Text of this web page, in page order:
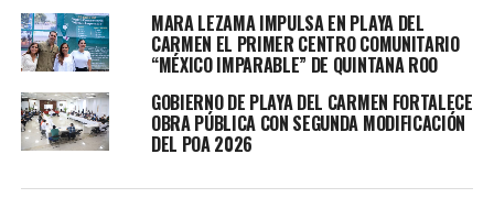
MARA LEZAMA IMPULSA EN PLAYA DEL
CARMEN EL PRIMER CENTRO COMUNITARIO
“MÉXICO IMPARABLE” DE QUINTANA ROO
GOBIERNO DE PLAYA DEL CARMEN FORTALECE
OBRA PÚBLICA CON SEGUNDA MODIFICACIÓN
DEL POA 2026